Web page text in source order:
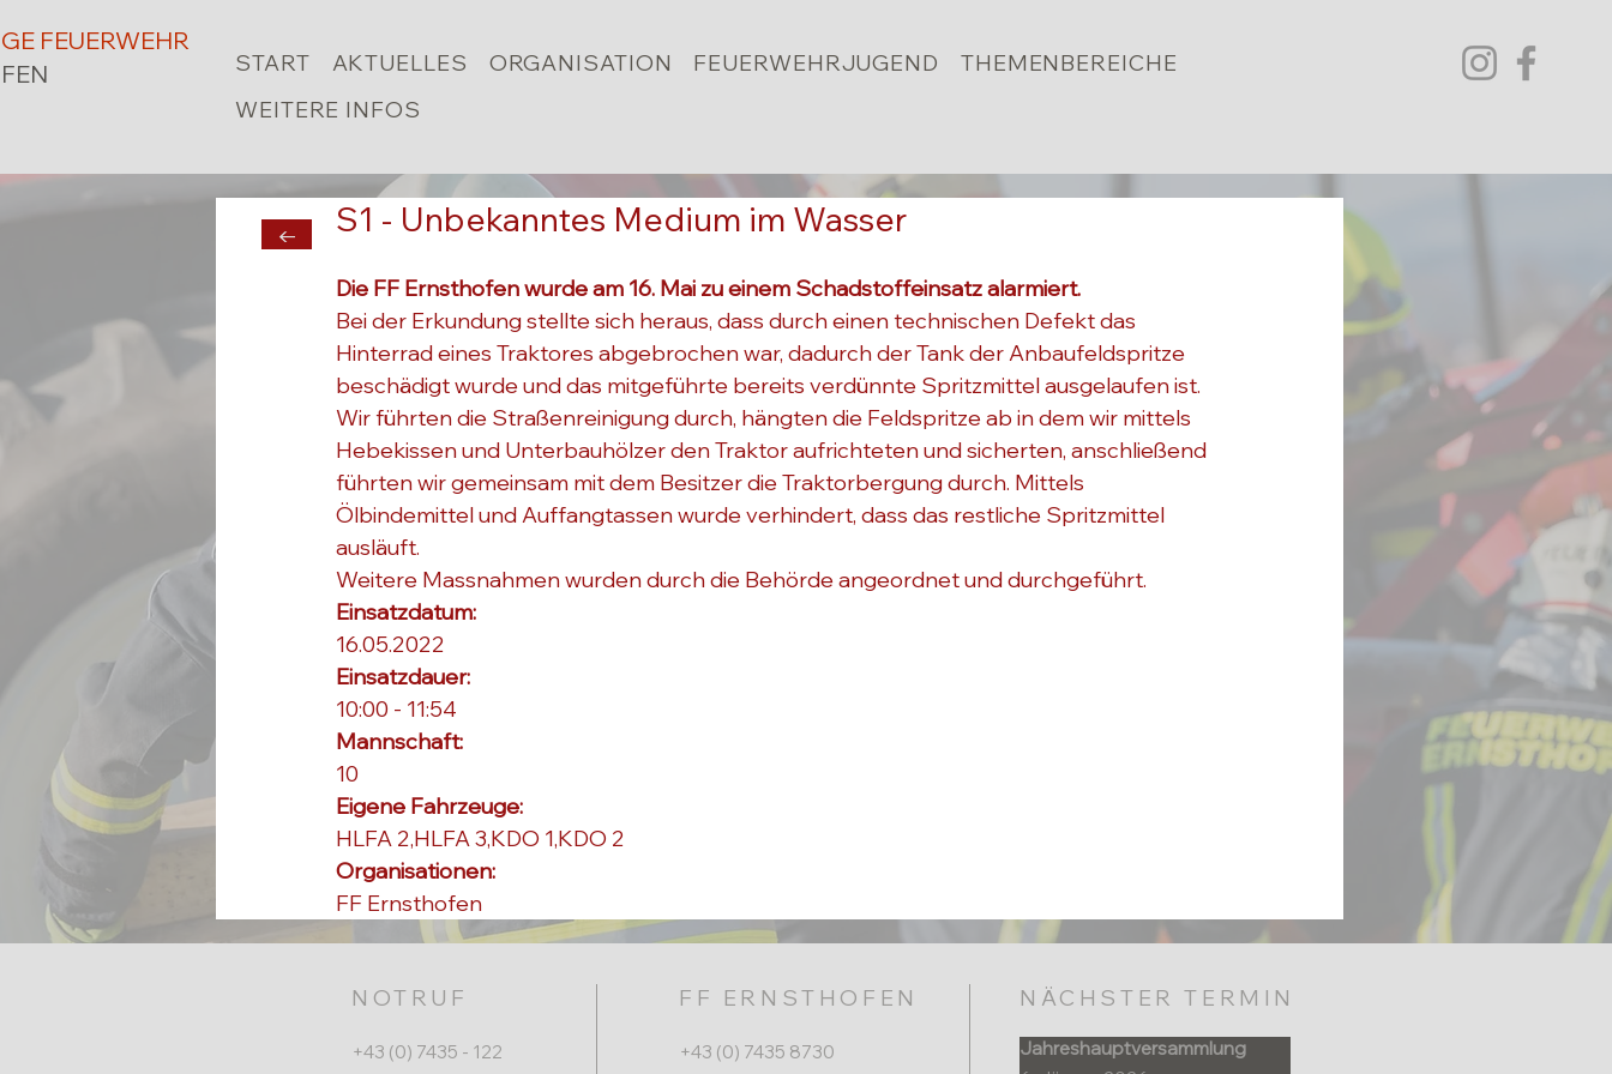
FEUERWEHR
START AKTUELLES ORGANISATION FEUERWEHRJUGEND
THEMENBEREICHE
WEITERE INFOS
S1 - Unbekanntes Medium im Wasser
Die FF Ernsthofen wurde am 16. Mai zu einem Schadstoffeinsatz alarmiert.
Bei der Erkundung stellte sich heraus, dass durch einen technischen Defekt das
Hinterrad eines Traktores abgebrochen war, dadurch der Tank der Anbaufeldspritze
beschädigt wurde und das mitgeführte bereits verdünnte Spritzmittel ausgelaufen ist.
Wir führten die Straßenreinigung durch, hängten die Feldspritze ab in dem wir mittels
Hebekissen und Unterbauhölzer den Traktor aufrichteten und sicherten, anschließend
führten wir gemeinsam mit dem Besitzer die Traktorbergung durch. Mittels
Ölbindemittel und Auffangtassen wurde verhindert, dass das restliche Spritzmittel
ausläuft.
Weitere Massnahmen wurden durch die Behörde angeordnet und durchgeführt.
Einsatzdatum:
16.05.2022
Einsatzdauer:
10:00 - 11:54
Mannschaft:
10
Eigene Fahrzeuge:
HLFA 2,HLFA 3,KDO 1,KDO 2
Organisationen:
FF Ernsthofen
←
NOTRUF
+43 (0) 7435 - 122
FF ERNSTHOFEN
+43 (0) 7435 8730
NÄCHSTER TERMIN
Jahreshauptversammlung